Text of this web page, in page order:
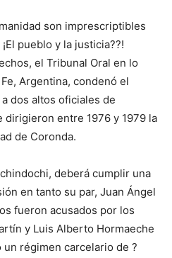
son imprescriptibles
pueblo y la justicia??!
el Tribunal Oral en lo
Argentina, condenó el
dos altos oficiales de
dirigieron entre 1976 y 1979 la
de Coronda.
deberá cumplir una
en tanto su par, Juan Ángel
fueron acusados por los
y Luis Alberto Hormaeche
régimen carcelario de ?